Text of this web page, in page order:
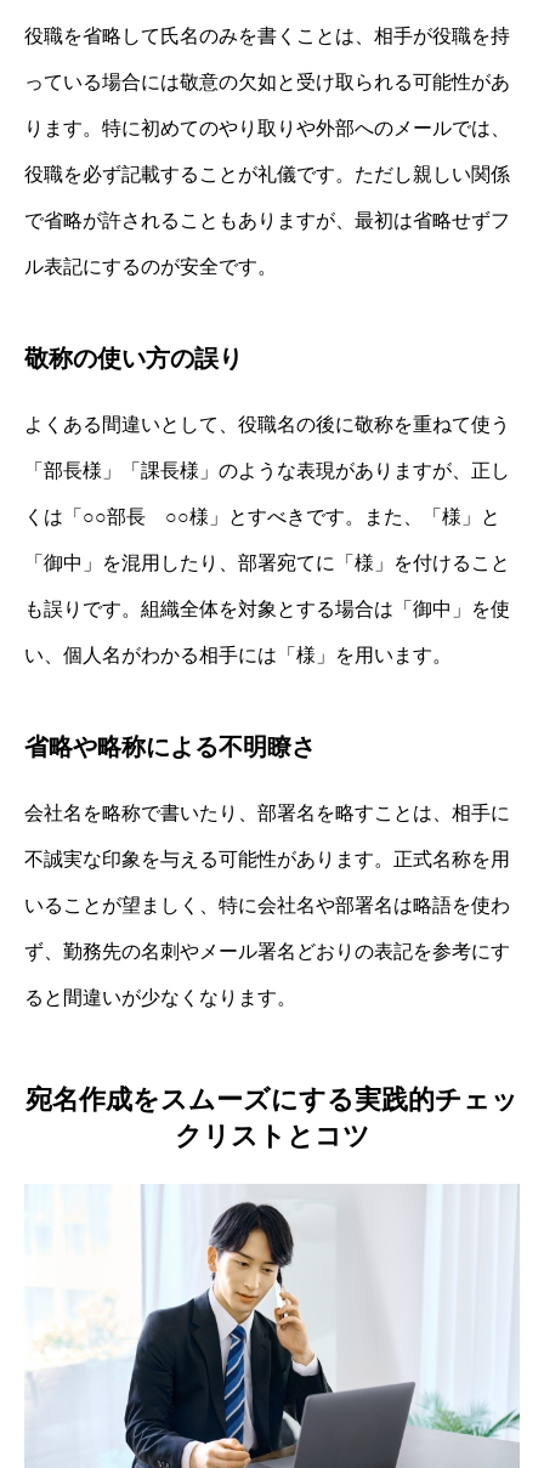
役職を省略して氏名のみを書くことは、相手が役職を持
っている場合には敬意の欠如と受け取られる可能性があ
ります。特に初めてのやり取りや外部へのメールでは、
役職を必ず記載することが礼儀です。ただし親しい関係
で省略が許されることもありますが、最初は省略せずフ
ル表記にするのが安全です。
敬称の使い方の誤り
よくある間違いとして、役職名の後に敬称を重ねて使う
「部長様」「課長様」のような表現がありますが、正し
くは「○○部長 ○○様」とすべきです。また、「様」と
「御中」を混用したり、部署宛てに「様」を付けること
も誤りです。組織全体を対象とする場合は「御中」を使
い、個人名がわかる相手には「様」を用います。
省略や略称による不明瞭さ
会社名を略称で書いたり、部署名を略すことは、相手に
不誠実な印象を与える可能性があります。正式名称を用
いることが望ましく、特に会社名や部署名は略語を使わ
ず、勤務先の名刺やメール署名どおりの表記を参考にす
ると間違いが少なくなります。
宛名作成をスムーズにする実践的チェッ
クリストとコツ